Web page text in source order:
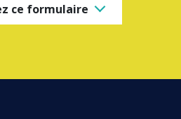
ce formulaire